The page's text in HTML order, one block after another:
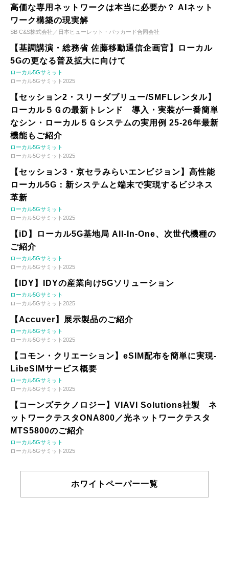
高価な専用ネットワークは本当に必要か？ AIネット
ワーク構築の現実解
SB C&S株式会社／日本ヒューレット・パッカード合同会社
【基調講演・総務省 佐藤移動通信企画官】ローカル
5Gの更なる普及拡大に向けて
ローカル5Gサミット
ローカル5Gサミット2025
【セッション2・スリーダブリュー/SMFLレンタル】
ローカル５Ｇの最新トレンド 導入・実装が一番簡単
なシン・ローカル５Ｇシステムの実用例 25-26年最新
機能もご紹介
ローカル5Gサミット
ローカル5Gサミット2025
【セッション3・京セラみらいエンビジョン】高性能
ローカル5G：新システムと端末で実現するビジネス
革新
ローカル5Gサミット
ローカル5Gサミット2025
【iD】ローカル5G基地局 All-In-One、次世代機種の
ご紹介
ローカル5Gサミット
ローカル5Gサミット2025
【IDY】IDYの産業向け5Gソリューション
ローカル5Gサミット
ローカル5Gサミット2025
【Accuver】展示製品のご紹介
ローカル5Gサミット
ローカル5Gサミット2025
【コモン・クリエーション】eSIM配布を簡単に実現-
LibeSIMサービス概要
ローカル5Gサミット
ローカル5Gサミット2025
【コーンズテクノロジー】VIAVI Solutions社製 ネ
ットワークテスタONA800／光ネットワークテスタ
MTS5800のご紹介
ローカル5Gサミット
ローカル5Gサミット2025
ホワイトペーパー一覧